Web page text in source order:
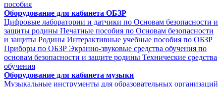
пособия
Оборудование для кабинета ОБЗР
Цифровые лаборатории и датчики по Основам безопасности и
защиты родины Печатные пособия по Основам безопасности
и защиты Родины Интерактивные учебные пособия по ОБЗР
Приборы по ОБЗР Экранно-звуковые средства обучения по
основам безопасности и защите родины Технические средства
обучения
Оборудование для кабинета музыки
Музыкальные инструменты для образовательных организаций